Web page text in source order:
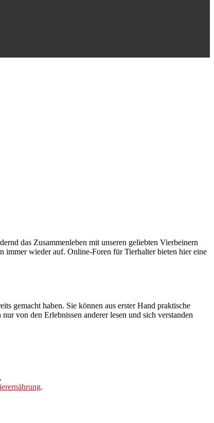
das Zusammenleben mit unseren geliebten Vierbeinern
immer wieder auf. Online-Foren für Tierhalter bieten hier eine
gemacht haben. Sie können aus erster Hand praktische
von den Erlebnissen anderer lesen und sich verstanden
.